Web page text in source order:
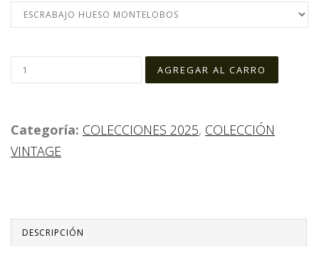
Categoría: COLECCIONES 2025, COLECCIÓN
VINTAGE
DESCRIPCIÓN